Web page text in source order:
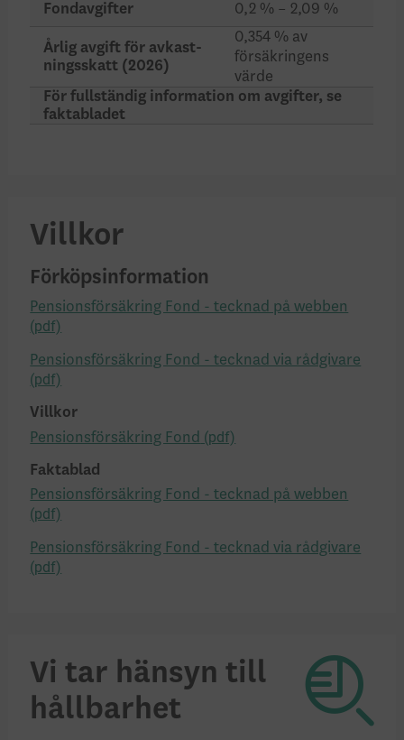
Fondavgifter 0,2 % – 2,09 %
Årlig avgift för avkast­
nings­skatt (2026)
0,354 % av
försäk­ringens
värde
För fullständig information om avgifter, se
faktabladet
Villkor
Förköpsinformation
Pensionsförsäkring Fond - tecknad på webben
Pensionsförsäkring Fond - tecknad via rådgivare
Villkor
Pensionsförsäkring Fond
Faktablad
Pensionsförsäkring Fond - tecknad på webben
Pensionsförsäkring Fond - tecknad via rådgivare
Vi tar hänsyn till
hållbarhet